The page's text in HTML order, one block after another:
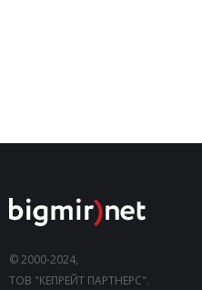
© 2000-2024,
ТОВ "КЕПРЕЙТ ПАРТНЕРС".